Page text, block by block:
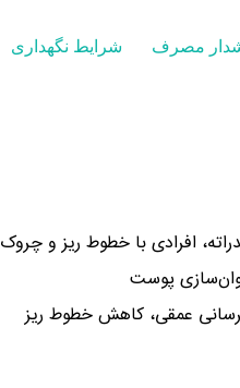
مصرف شرایط نگهداری
افرادی با خطوط ریز و چروک
پوست